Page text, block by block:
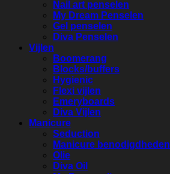
Nail art penselen
My Dream Penselen
Gel penselen
Diva Penselen
Vijlen
Boomerang
Blocks/buffers
Hygienic
Flexi vijlen
Emeryboards
Diva Vijlen
Manicure
Seduction
Manicure benodigdheden
Olie
Diva Oil